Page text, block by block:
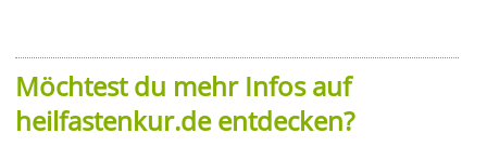
Möchtest du mehr Infos auf
heilfastenkur.de entdecken?